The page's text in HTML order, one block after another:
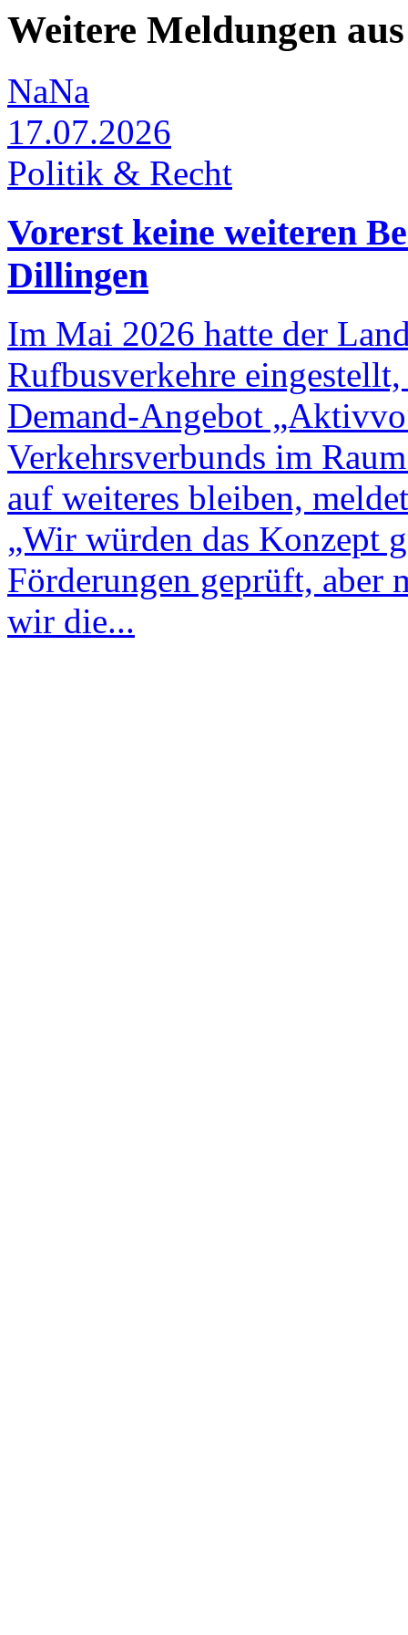
Weitere Meldungen
NaNa
17.07.2026
Politik & Recht
Vorerst keine weiteren
Dillingen
Im Mai 2026 hatte der
Rufbusverkehre
Demand-Angebot
Verkehrsverbunds im
auf weiteres bleiben,
„Wir würden das Konzept
Förderungen geprüft, aber
wir die...